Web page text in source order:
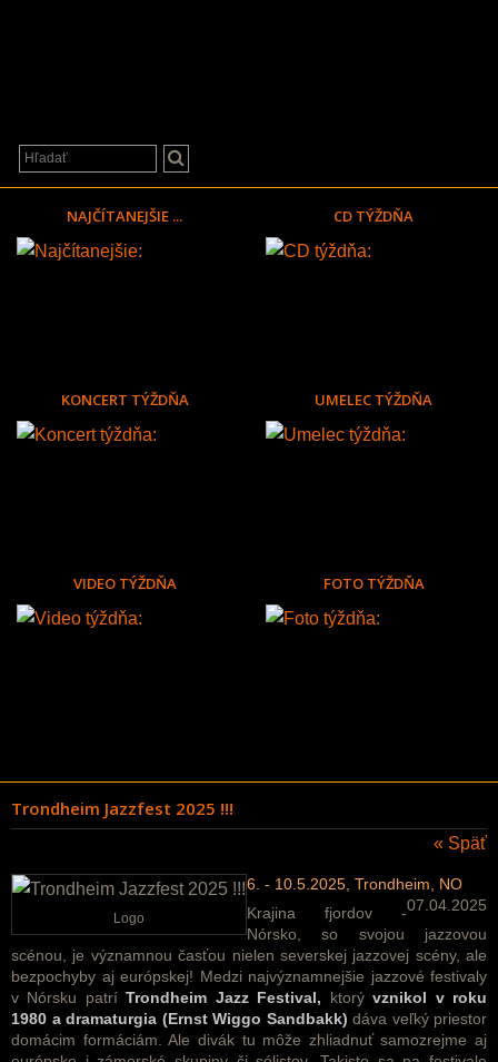
NAJČÍTANEJŠIE ... CD TÝŽDŇA
KONCERT TÝŽDŇA UMELEC TÝŽDŇA
VIDEO TÝŽDŇA FOTO TÝŽDŇA
Trondheim Jazzfest 2025 !!!
« Späť
Logo
6. - 10.5.2025, Trondheim, NO
07.04.2025
Krajina fjordov -
Nórsko, so svojou jazzovou
scénou, je významnou časťou nielen severskej jazzovej scény, ale
bezpochyby aj európskej! Medzi najvýznamnejšie jazzové festivaly
v Nórsku patríTrondheim Jazz Festival, ktorývznikol v roku
1980 a dramaturgia (Ernst Wiggo Sandbakk) dáva veľký priestor
domácim formáciám. Ale divák tu môže zhliadnuť samozrejme aj